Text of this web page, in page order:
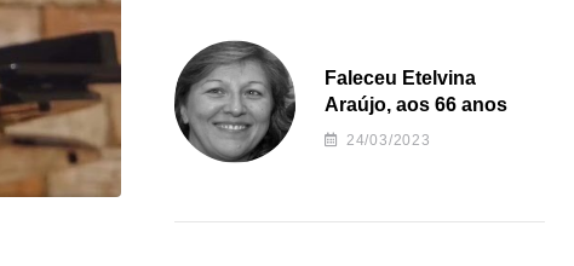
Faleceu Etelvina
Araújo, aos 66 anos
24/03/2023